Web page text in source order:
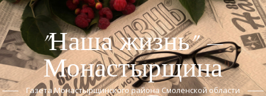
"Наша жизнь" —
Монастырщина
Газета Монастырщинского района Смоленской области